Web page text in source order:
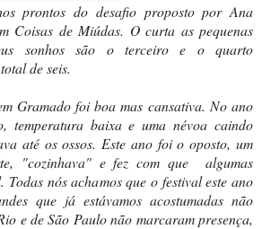
prontos do desafio proposto por Ana
Coisas de Miúdas. O curta as pequenas
sonhos são o terceiro e o quarto
de seis.
Gramado foi boa mas cansativa. No ano
temperatura baixa e uma névoa caindo
até os ossos. Este ano foi o oposto, um
"cozinhava" e fez com que algumas
Todas nós achamos que o festival este ano
que já estávamos acostumadas não
e de São Paulo não marcaram presença,